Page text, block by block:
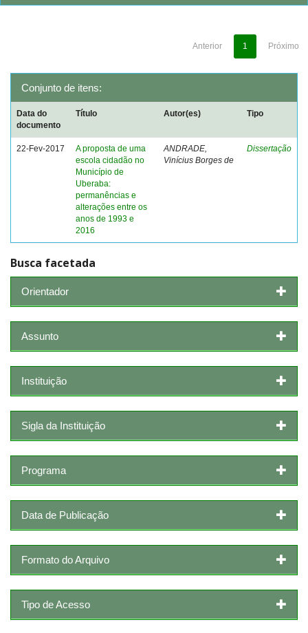
Anterior 1 Próximo
Conjunto de itens:
Data do
documento
Título Autor(es) Tipo
22-Fev-2017
A proposta de uma
escola cidadão no
Município de
Uberaba:
permanências e
alterações entre os
anos de 1993 e
2016
ANDRADE,
Vinícius Borges de
Dissertação
Busca facetada
Orientador
Assunto
Instituição
Sigla da Instituição
Programa
Data de Publicação
Formato do Arquivo
Tipo de Acesso